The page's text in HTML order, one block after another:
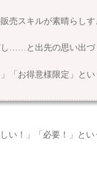
売スキルが素晴らしす
……と出先の思い出づ
「お得意様限定」と
い！」「必要！」と